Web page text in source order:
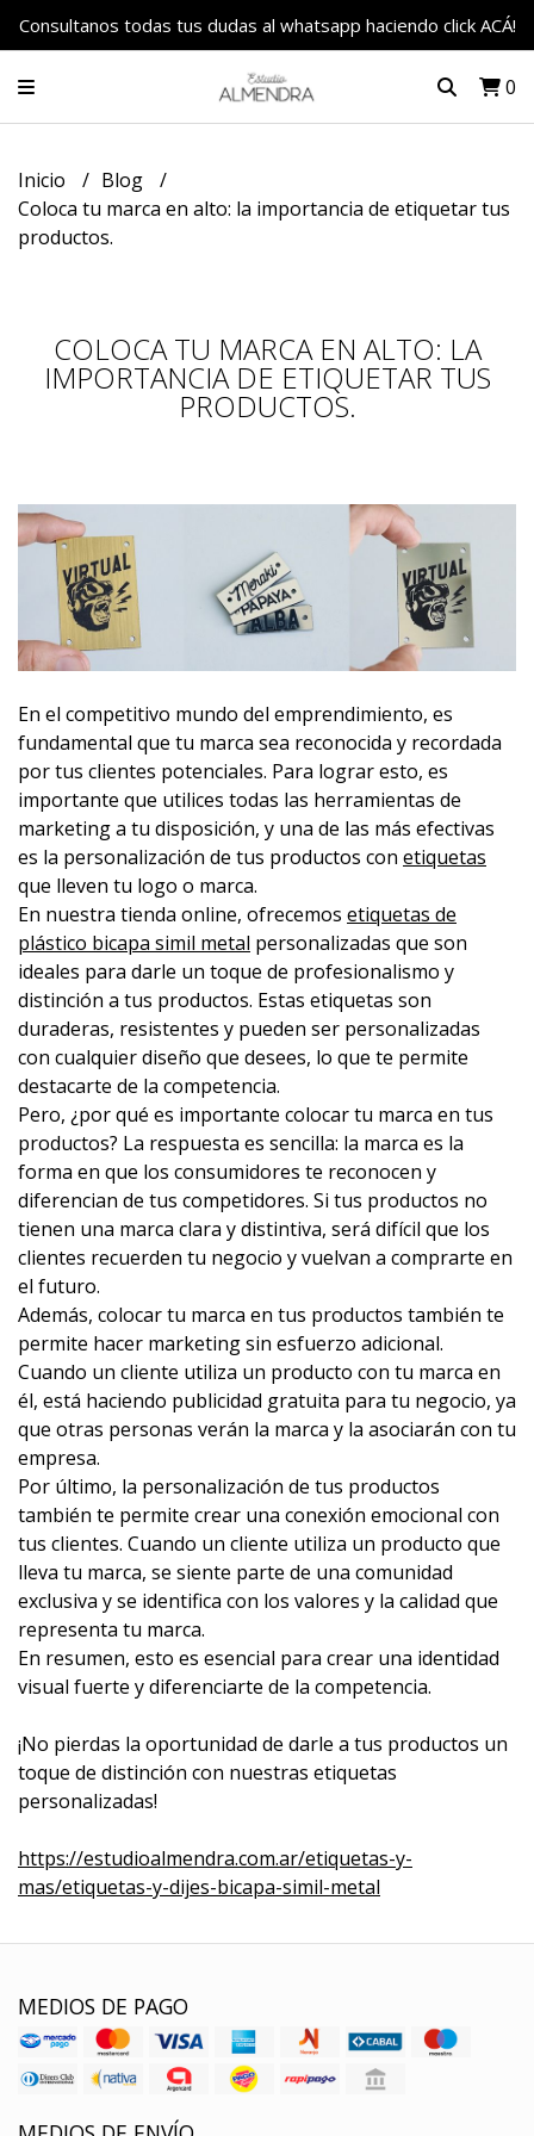
Consultanos todas tus dudas al whatsapp haciendo click ACÁ!
0
Inicio
Blog
Coloca tu marca en alto: la importancia de etiquetar tus
productos.
COLOCA TU MARCA EN ALTO: LA
IMPORTANCIA DE ETIQUETAR TUS
PRODUCTOS.
En el competitivo mundo del emprendimiento, es
fundamental que tu marca sea reconocida y recordada
por tus clientes potenciales. Para lograr esto, es
importante que utilices todas las herramientas de
marketing a tu disposición, y una de las más efectivas
es la personalización de tus productos con etiquetas
que lleven tu logo o marca.
En nuestra tienda online, ofrecemos etiquetas de
plástico bicapa simil metal personalizadas que son
ideales para darle un toque de profesionalismo y
distinción a tus productos. Estas etiquetas son
duraderas, resistentes y pueden ser personalizadas
con cualquier diseño que desees, lo que te permite
destacarte de la competencia.
Pero, ¿por qué es importante colocar tu marca en tus
productos? La respuesta es sencilla: la marca es la
forma en que los consumidores te reconocen y
diferencian de tus competidores. Si tus productos no
tienen una marca clara y distintiva, será difícil que los
clientes recuerden tu negocio y vuelvan a comprarte en
el futuro.
Además, colocar tu marca en tus productos también te
permite hacer marketing sin esfuerzo adicional.
Cuando un cliente utiliza un producto con tu marca en
él, está haciendo publicidad gratuita para tu negocio, ya
que otras personas verán la marca y la asociarán con tu
empresa.
Por último, la personalización de tus productos
también te permite crear una conexión emocional con
tus clientes. Cuando un cliente utiliza un producto que
lleva tu marca, se siente parte de una comunidad
exclusiva y se identifica con los valores y la calidad que
representa tu marca.
En resumen, esto es esencial para crear una identidad
visual fuerte y diferenciarte de la competencia.
¡No pierdas la oportunidad de darle a tus productos un
toque de distinción con nuestras etiquetas
personalizadas!
https://estudioalmendra.com.ar/etiquetas-y-
mas/etiquetas-y-dijes-bicapa-simil-metal
MEDIOS DE PAGO